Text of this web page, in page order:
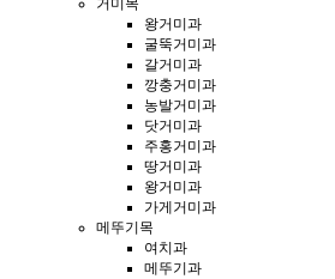
거미목
왕거미과
굴뚝거미과
갈거미과
깡충거미과
농발거미과
닷거미과
주홍거미과
땅거미과
왕거미과
가게거미과
메뚜기목
여치과
메뚜기과